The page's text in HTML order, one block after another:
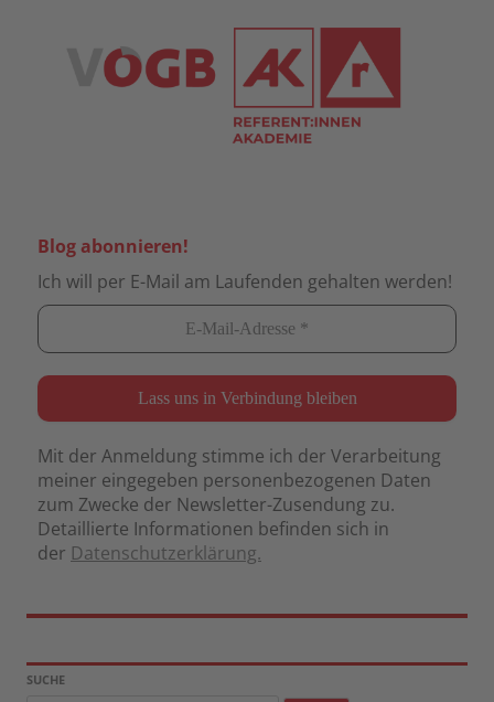
Blog abonnieren!
Ich will per E-Mail am Laufenden gehalten werden!
Mit der Anmeldung stimme ich der Verarbeitung
meiner eingegeben personenbezogenen Daten
zum Zwecke der Newsletter-Zusendung zu.
Detaillierte Informationen befinden sich in
der Datenschutzerklärung.
SUCHE